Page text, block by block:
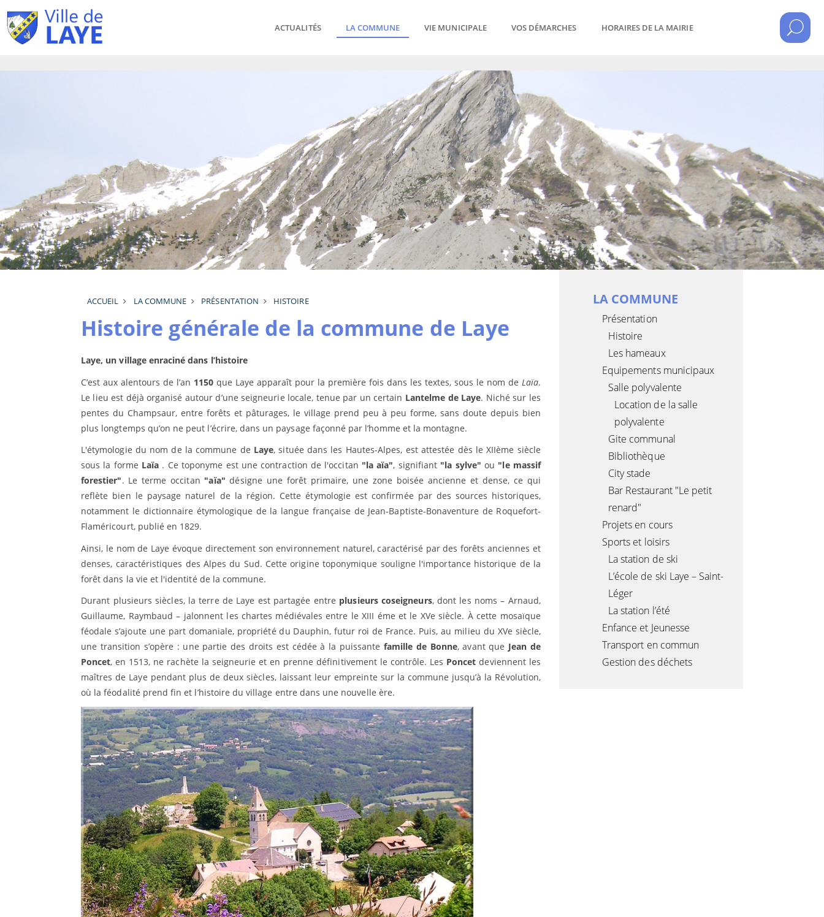
ACTUALITÉS LA COMMUNE VIE MUNICIPALE VOS DÉMARCHES HORAIRES DE LA MAIRIE
ACCUEIL LA COMMUNE PRÉSENTATION HISTOIRE
Histoire générale de la commune de Laye
Laye, un village enraciné dans l’histoire
C’est aux alentours de l’an 1150 que Laye apparaît pour la première fois dans les textes, sous le nom de Laïa.
Le lieu est déjà organisé autour d’une seigneurie locale, tenue par un certain Lantelme de Laye. Niché sur les
pentes du Champsaur, entre forêts et pâturages, le village prend peu à peu forme, sans doute depuis bien
plus longtemps qu’on ne peut l’écrire, dans un paysage façonné par l’homme et la montagne.
L'étymologie du nom de la commune de Laye, située dans les Hautes-Alpes, est attestée dès le XIIème siècle
sous la forme Laïa . Ce toponyme est une contraction de l'occitan "la aïa", signifiant "la sylve" ou "le massif
forestier". Le terme occitan "aïa" désigne une forêt primaire, une zone boisée ancienne et dense, ce qui
reflète bien le paysage naturel de la région. Cette étymologie est confirmée par des sources historiques,
notamment le dictionnaire étymologique de la langue française de Jean-Baptiste-Bonaventure de Roquefort-
Flaméricourt, publié en 1829.
Ainsi, le nom de Laye évoque directement son environnement naturel, caractérisé par des forêts anciennes et
denses, caractéristiques des Alpes du Sud. Cette origine toponymique souligne l'importance historique de la
forêt dans la vie et l'identité de la commune.
Durant plusieurs siècles, la terre de Laye est partagée entre plusieurs coseigneurs, dont les noms – Arnaud,
Guillaume, Raymbaud – jalonnent les chartes médiévales entre le XIII éme et le XVe siècle. À cette mosaïque
féodale s’ajoute une part domaniale, propriété du Dauphin, futur roi de France. Puis, au milieu du XVe siècle,
une transition s’opère : une partie des droits est cédée à la puissante famille de Bonne, avant que Jean de
Poncet, en 1513, ne rachète la seigneurie et en prenne définitivement le contrôle. Les Poncet deviennent les
maîtres de Laye pendant plus de deux siècles, laissant leur empreinte sur la commune jusqu’à la Révolution,
où la féodalité prend fin et l’histoire du village entre dans une nouvelle ère.
LA COMMUNE
Présentation
Histoire
Les hameaux
Equipements municipaux
Salle polyvalente
Location de la salle
polyvalente
Gite communal
Bibliothèque
City stade
Bar Restaurant "Le petit
renard"
Projets en cours
Sports et loisirs
La station de ski
L’école de ski Laye – Saint-
Léger
La station l’été
Enfance et Jeunesse
Transport en commun
Gestion des déchets